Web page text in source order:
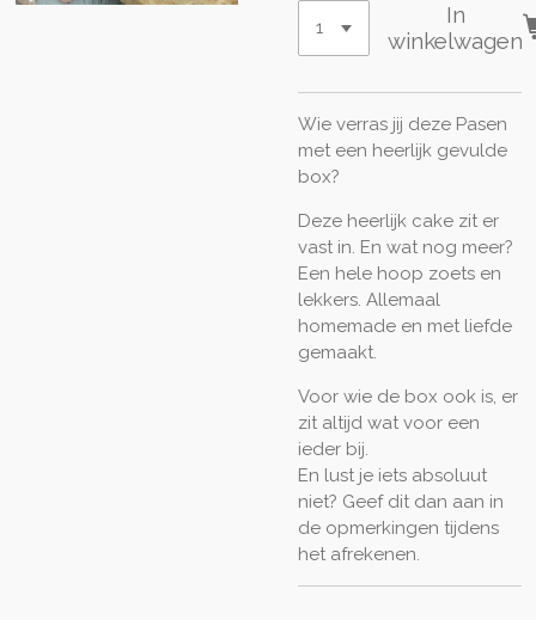
In
winkelwagen
Wie verras jij deze Pasen
met een heerlijk gevulde
box?
Deze heerlijk cake zit er
vast in. En wat nog meer?
Een hele hoop zoets en
lekkers. Allemaal
homemade en met liefde
gemaakt.
Voor wie de box ook is, er
zit altijd wat voor een
ieder bij.
En lust je iets absoluut
niet? Geef dit dan aan in
de opmerkingen tijdens
het afrekenen.